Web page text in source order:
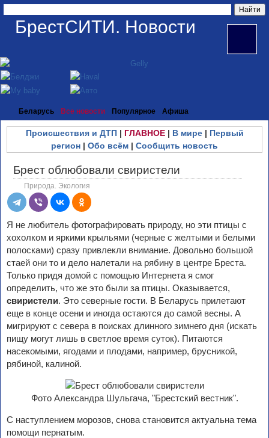
БрестСИТИ. Новости
Беларусь Все новости Популярное Афиша
Происшествия и ДТП| ГЛАВНОЕ| В мире| Первый
регион | Обо всём | Сообщить новость
Брест облюбовали свиристели
Природа. Экология
Я не любитель фотографировать природу, но эти птицы с
хохолком и яркими крыльями (черные с желтыми и белыми
полосками) сразу привлекли внимание. Довольно большой
стаей они то и дело налетали на рябину в центре Бреста.
Только придя домой с помощью Интернета я смог
определить, что же это были за птицы. Оказывается,
свиристели. Это северные гости. В Беларусь прилетают
еще в конце осени и иногда остаются до самой весны. А
мигрируют с севера в поисках длинного зимнего дня (искать
пищу могут лишь в светлое время суток). Питаются
насекомыми, ягодами и плодами, например, брусникой,
рябиной, калиной.
Фото Александра Шульгача, "Брестский вестник".
С наступлением морозов, снова становится актуальна тема
помощи пернатым.